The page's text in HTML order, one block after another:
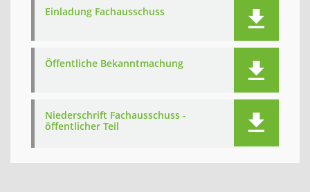
Einladung Fachausschuss
Öffentliche Bekanntmachung
Niederschrift Fachausschuss -
öffentlicher Teil